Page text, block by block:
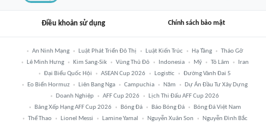
Điều khoản sử dụng Chính sách bảo mật
An Ninh Mạng Luật Phát Triển Đô Thị Luật Kiến Trúc Hạ Tầng
Tháo Gỡ
Lê Minh Hưng
Kim Sang-Sik Vùng Thủ Đô Indonesia Mỹ Tô Lâm
Iran
Đại Biểu Quốc Hội
ASEAN Cup 2026 Logistic
Đường Vành Đai 5
Eo Biển Hormuz
Liên Bang Nga Campuchia Năm
Dự Án Đầu Tư Xây Dựng
Doanh Nghiệp
AFF Cup 2026
Lịch Thi Đấu AFF Cup 2026
Bảng Xếp Hạng AFF Cup 2026
Bóng Đá Báo Bóng Đá
Bóng Đá Việt Nam
Thể Thao
Lionel Messi Lamine Yamal Nguyễn Xuân Son
Nguyễn Đình Bắc